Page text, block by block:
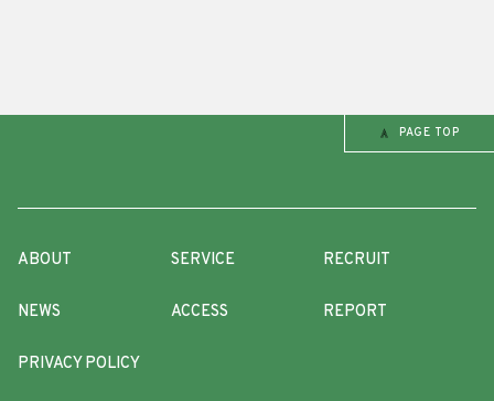
PAGE TOP
ABOUT
NEWS
PRIVACY POLICY
SERVICE
ACCESS
RECRUIT
REPORT